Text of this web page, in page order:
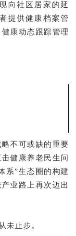
向社区居家的延
提供健康档案管
康动态跟踪管理
不可或缺的重要
健康养老民生问
系”生态圈的构建
业路上再次迈出
未止步。